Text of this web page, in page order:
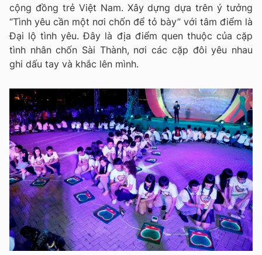
cộng đồng trẻ Việt Nam. Xây dựng dựa trên ý tưởng
“Tình yêu cần một nơi chốn để tỏ bày” với tâm điểm là
Đại lộ tình yêu. Đây là địa điểm quen thuộc của cặp
tình nhân chốn Sài Thành, nơi các cặp đôi yêu nhau
ghi dấu tay và khắc lên mình.